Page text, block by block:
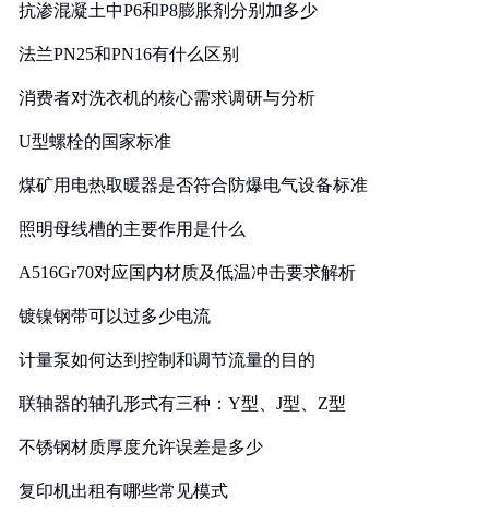
抗渗混凝土中P6和P8膨胀剂分别加多少
法兰PN25和PN16有什么区别
消费者对洗衣机的核心需求调研与分析
U型螺栓的国家标准
煤矿用电热取暖器是否符合防爆电气设备标准
照明母线槽的主要作用是什么
A516Gr70对应国内材质及低温冲击要求解析
镀镍钢带可以过多少电流
计量泵如何达到控制和调节流量的目的
联轴器的轴孔形式有三种：Y型、J型、Z型
不锈钢材质厚度允许误差是多少
复印机出租有哪些常见模式